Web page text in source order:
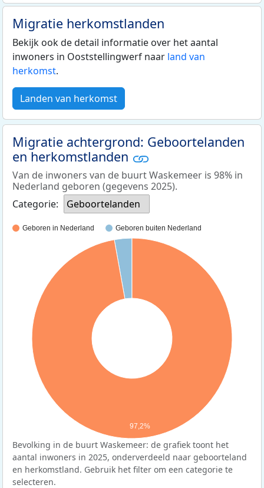
Migratie herkomstlanden
Bekijk ook de detail informatie over het aantal
inwoners in Ooststellingwerf naar land van
herkomst.
Landen van herkomst
Migratie achtergrond: Geboortelanden
en herkomstlanden
Van de inwoners van de buurt Waskemeer is 98% in
Nederland geboren (gegevens 2025).
Categorie:
Geboortelanden
Geboren in Nederland Geboren buiten Nederland
97,2%
Bevolking in de buurt Waskemeer: de grafiek toont het
aantal inwoners in 2025, onderverdeeld naar geboorteland
en herkomstland. Gebruik het filter om een categorie te
selecteren.